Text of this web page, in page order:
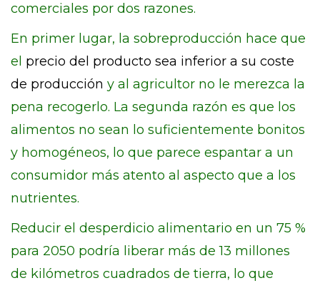
comerciales por dos razones.
En primer lugar, la sobreproducción hace que
el precio del producto sea inferior a su coste
de producción y al agricultor no le merezca la
pena recogerlo. La segunda razón es que los
alimentos no sean lo suficientemente bonitos
y homogéneos, lo que parece espantar a un
consumidor más atento al aspecto que a los
nutrientes.
Reducir el desperdicio alimentario en un 75 %
para 2050 podría liberar más de 13 millones
de kilómetros cuadrados de tierra, lo que